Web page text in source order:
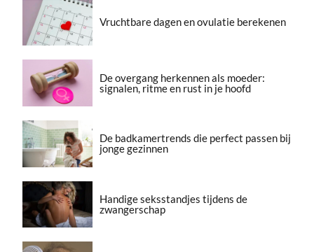
Vruchtbare dagen en ovulatie berekenen
De overgang herkennen als moeder:
signalen, ritme en rust in je hoofd
De badkamertrends die perfect passen bij
jonge gezinnen
Handige seksstandjes tijdens de
zwangerschap